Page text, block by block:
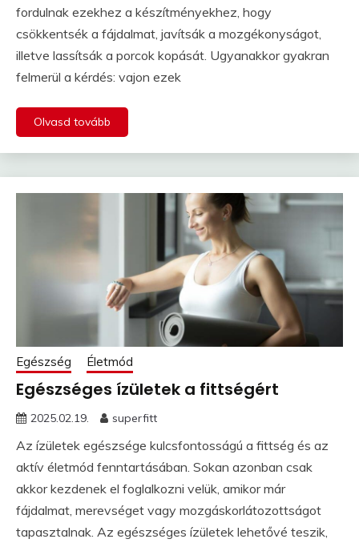
fordulnak ezekhez a készítményekhez, hogy
csökkentsék a fájdalmat, javítsák a mozgékonyságot,
illetve lassítsák a porcok kopását. Ugyanakkor gyakran
felmerül a kérdés: vajon ezek
Olvasd tovább
Egészség Életmód
Egészséges ízületek a fittségért
2025.02.19. superfitt
Az ízületek egészsége kulcsfontosságú a fittség és az
aktív életmód fenntartásában. Sokan azonban csak
akkor kezdenek el foglalkozni velük, amikor már
fájdalmat, merevséget vagy mozgáskorlátozottságot
tapasztalnak. Az egészséges ízületek lehetővé teszik,